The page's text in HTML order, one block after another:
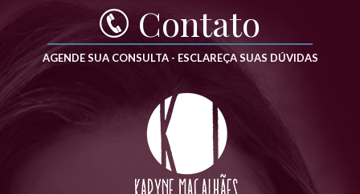
Contato
AGENDE SUA CONSULTA - ESCLAREÇA SUAS DÚVIDAS